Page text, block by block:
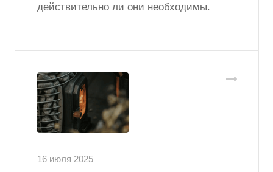
действительно ли они необходимы.
16 июля 2025